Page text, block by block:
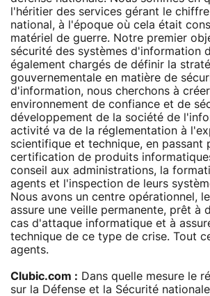
l'héritier des services gérant le
national, à l'époque où cela était
matériel de guerre. Notre premier
sécurité des systèmes d'information
également chargés de définir la
gouvernementale en matière de
d'information, nous cherchons à
environnement de confiance et de
développement de la société de
activité va de la réglementation à
scientifique et technique, en passant
certification de produits
conseil aux administrations, la
agents et l'inspection de leurs
Nous avons un centre opérationnel,
assure une veille permanente, prêt à
cas d'attaque informatique et à
technique de ce type de crise. Tout
agents.
Clubic.com : Dans quelle mesure le
sur la Défense et la Sécurité